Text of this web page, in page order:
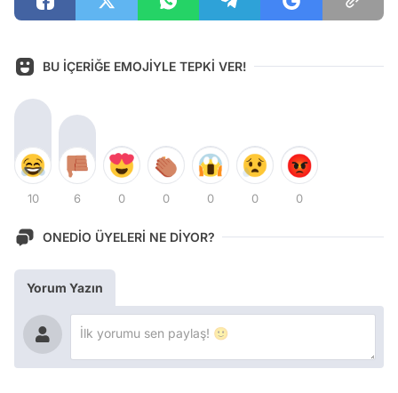
BU İÇERİĞE EMOJİYLE TEPKİ VER!
10 6 0 0 0 0 0
ONEDİO ÜYELERİ NE DİYOR?
Yorum Yazın